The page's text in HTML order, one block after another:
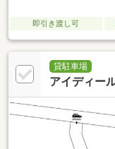
即引き渡し可
貸駐車場
アイディー